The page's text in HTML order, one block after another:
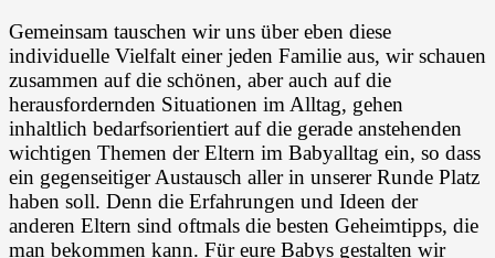
Gemeinsam tauschen wir uns über eben diese
individuelle Vielfalt einer jeden Familie aus, wir schauen
zusammen auf die schönen, aber auch auf die
herausfordernden Situationen im Alltag, gehen
inhaltlich bedarfsorientiert auf die gerade anstehenden
wichtigen Themen der Eltern im Babyalltag ein, so dass
ein gegenseitiger Austausch aller in unserer Runde Platz
haben soll. Denn die Erfahrungen und Ideen der
anderen Eltern sind oftmals die besten Geheimtipps, die
man bekommen kann. Für eure Babys gestalten wir